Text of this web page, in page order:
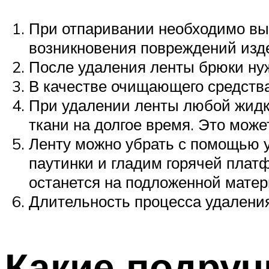
При отпаривании необходимо
возникновения повреждений
После удаления ленты брюки
В качестве очищающего
При удалении ленты любой
ткани на долгое время. Это
Ленту можно убрать с помощью
паутинки и гладим горячей
останется на подложенной
Длительность процесса